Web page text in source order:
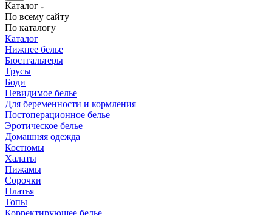
Каталог
По всему сайту
По каталогу
Каталог
Нижнее белье
Бюстгальтеры
Трусы
Боди
Невидимое белье
Для беременности и кормления
Постоперационное белье
Эротическое белье
Домашняя одежда
Костюмы
Халаты
Пижамы
Сорочки
Платья
Топы
Корректирующее белье